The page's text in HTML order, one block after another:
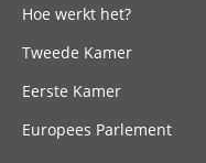
Hoe werkt het?
Tweede Kamer
Eerste Kamer
Europees Parlement